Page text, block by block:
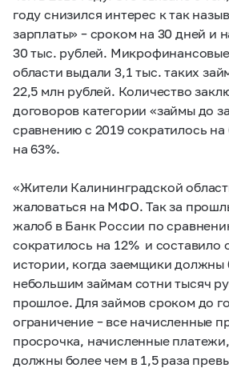
году снизился интерес к так
зарплаты» – сроком на 30 дней и
30 тыс. рублей.
области выдали 3,1 тыс. таких
22,5 млн рублей. Количество
договоров категории «займы до
сравнению с 2019 сократилось на
на 63%.
«Жители Калининградской
жаловаться на МФО. Так за
жалоб в Банк России по
сократилось на 12% и составило
истории, когда заемщики
небольшим займам сотни тысяч
прошлое. Для займов сроком до
ограничение – все начисленные
просрочка, начисленные
должны более чем в 1,5 раза